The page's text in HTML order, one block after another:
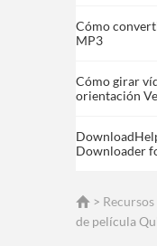
Cómo
MP3
Cómo girar
orientación
Downloader
> Recursos
de película